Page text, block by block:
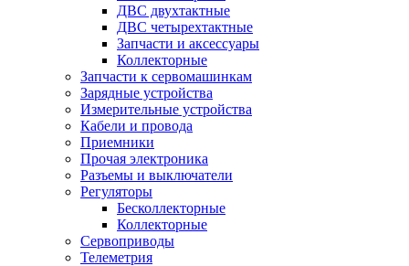
ДВС двухтактные
ДВС четырехтактные
Запчасти и аксессуары
Коллекторные
Запчасти к сервомашинкам
Зарядные устройства
Измерительные устройства
Кабели и провода
Приемники
Прочая электроника
Разъемы и выключатели
Регуляторы
Бесколлекторные
Коллекторные
Сервоприводы
Телеметрия